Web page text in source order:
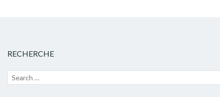
RECHERCHE
Recherche